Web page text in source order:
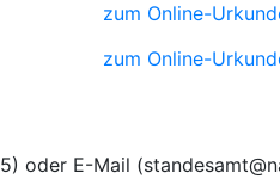
zum Online-
zum Online-
) oder E-Mail (